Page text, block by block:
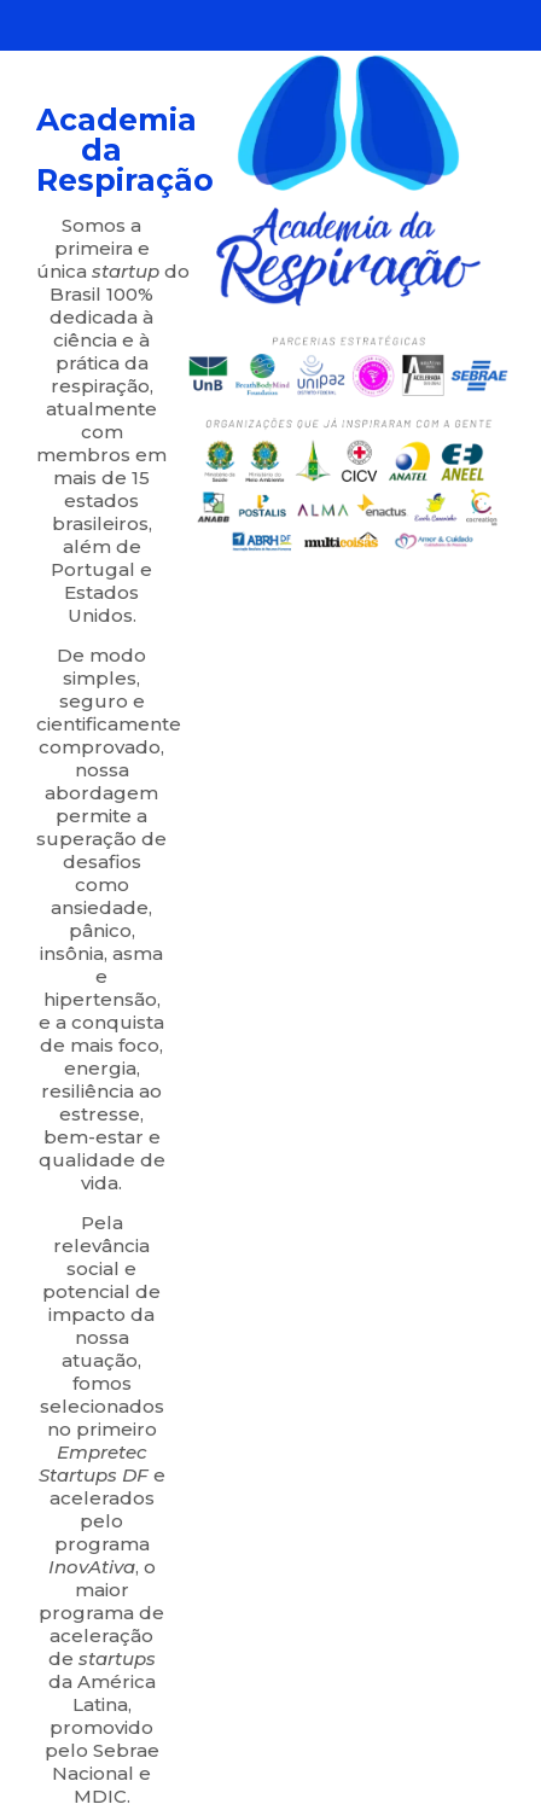
Academia
da
Respiração
Somos a
primeira e
única startup do
Brasil 100%
dedicada à
ciência e à
prática da
respiração,
atualmente
com
membros em
mais de 15
estados
brasileiros,
além de
Portugal e
Estados
Unidos.
De modo
simples,
seguro e
cientificamente
comprovado,
nossa
abordagem
permite a
superação de
desafios
como
ansiedade,
pânico,
insônia, asma
e
hipertensão,
e a conquista
de mais foco,
energia,
resiliência ao
estresse,
bem-estar e
qualidade de
vida.
Pela
relevância
social e
potencial de
impacto da
nossa
atuação,
fomos
selecionados
no primeiro
Empretec
Startups DFe
acelerados
pelo
programa
InovAtiva, o
maior
programa de
aceleração
de startups
da América
Latina,
promovido
pelo Sebrae
Nacional e
MDIC.